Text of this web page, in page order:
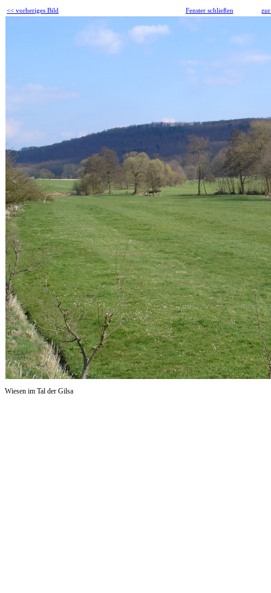
<< vorheriges Bild Fenster schließen
Wiesen im Tal der Gilsa